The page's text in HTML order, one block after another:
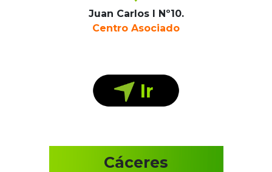
Juan Carlos I Nº10.
Centro Asociado
Cáceres